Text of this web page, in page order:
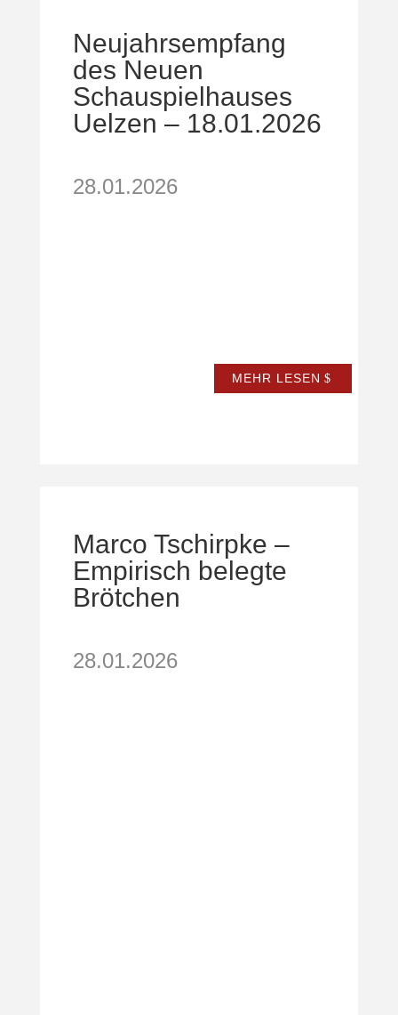
Neujahrsempfang
des Neuen
Schauspielhauses
Uelzen – 18.01.2026
28.01.2026
MEHR LESEN
Marco Tschirpke –
Empirisch belegte
Brötchen
28.01.2026